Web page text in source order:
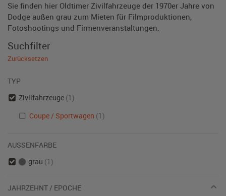
Sie finden hier Oldtimer Zivilfahrzeuge der 1970er Jahre von
Dodge außen grau zum Mieten für Filmproduktionen,
Fotoshootings und Firmenveranstaltungen.
Suchfilter
Zurücksetzen
TYP
Zivilfahrzeuge (1)
Coupe / Sportwagen (1)
AUSSENFARBE
grau (1)
JAHRZEHNT / EPOCHE